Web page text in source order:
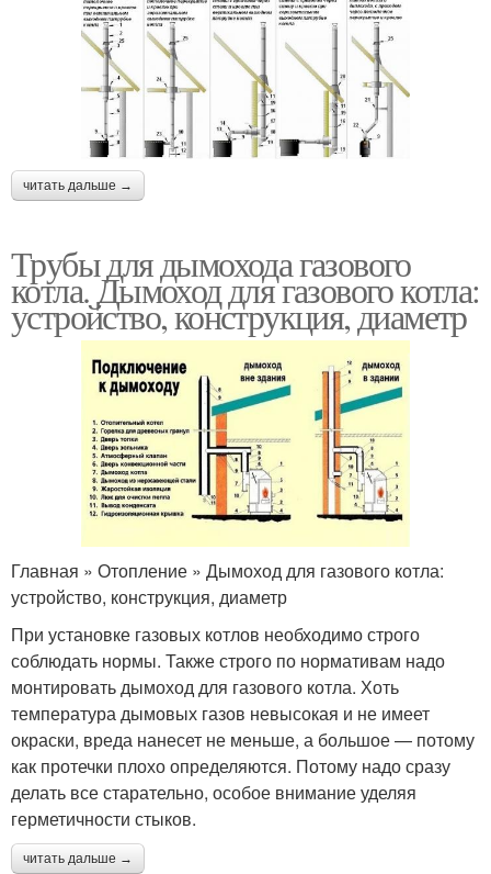
читать дальше →
Трубы для дымохода газового
котла. Дымоход для газового котла:
устройство, конструкция, диаметр
Главная » Отопление » Дымоход для газового котла:
устройство, конструкция, диаметр
При установке газовых котлов необходимо строго
соблюдать нормы. Также строго по нормативам надо
монтировать дымоход для газового котла. Хоть
температура дымовых газов невысокая и не имеет
окраски, вреда нанесет не меньше, а большое — потому
как протечки плохо определяются. Потому надо сразу
делать все старательно, особое внимание уделяя
герметичности стыков.
читать дальше →